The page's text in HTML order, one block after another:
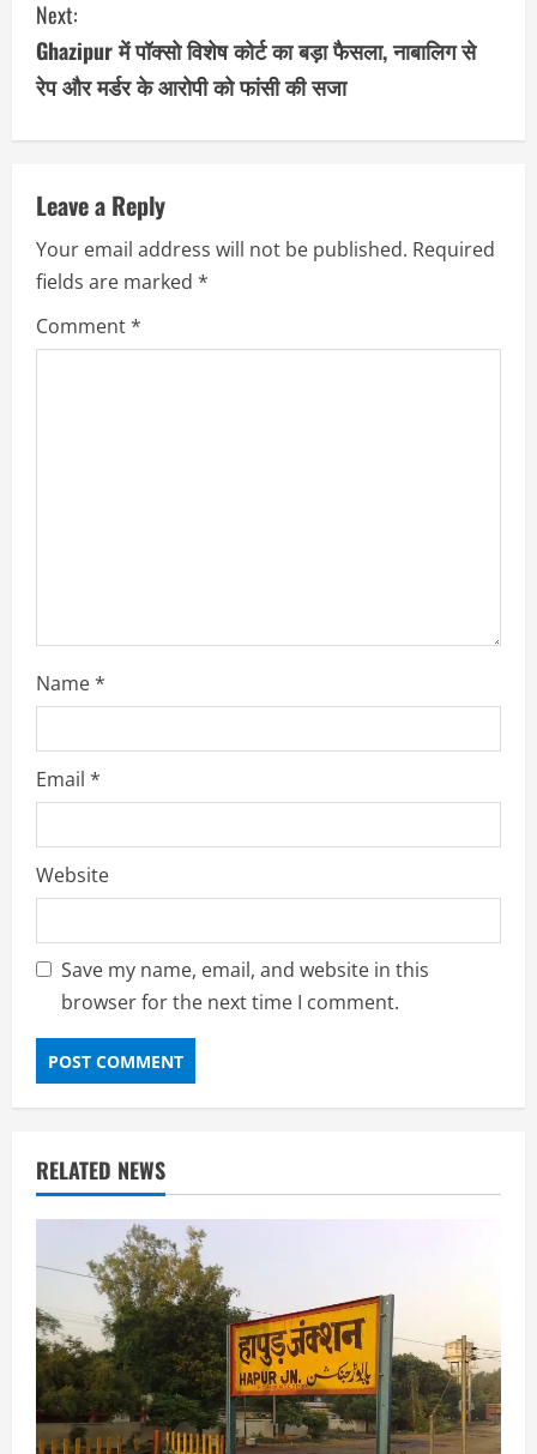
t
i
n
e
R
e
Next:
Ghazipur में पॉक्सो विशेष कोर्ट का बड़ा फैसला, नाबालिग से
रेप और मर्डर के आरोपी को फांसी की सजा
Leave a Reply
Your email address will not be published. Required
fields are marked *
Comment*
Name*
Email *
Website
Save my name, email, and website in this
browser for the next time I comment.
RELATED NEWS